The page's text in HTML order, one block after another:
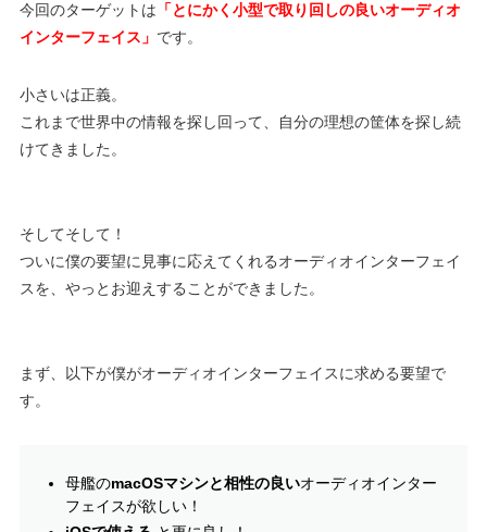
今回のターゲットは 「とにかく小型で取り回しの良いオーディオ
インターフェイス」 です。
小さいは正義。
これまで世界中の情報を探し回って、自分の理想の筐体を探し続
けてきました。
そしてそして！
ついに僕の要望に見事に応えてくれるオーディオインターフェイ
スを、やっとお迎えすることができました。
まず、以下が僕がオーディオインターフェイスに求める要望で
す。
母艦のmacOSマシンと相性の良いオーディオインター
フェイスが欲しい！